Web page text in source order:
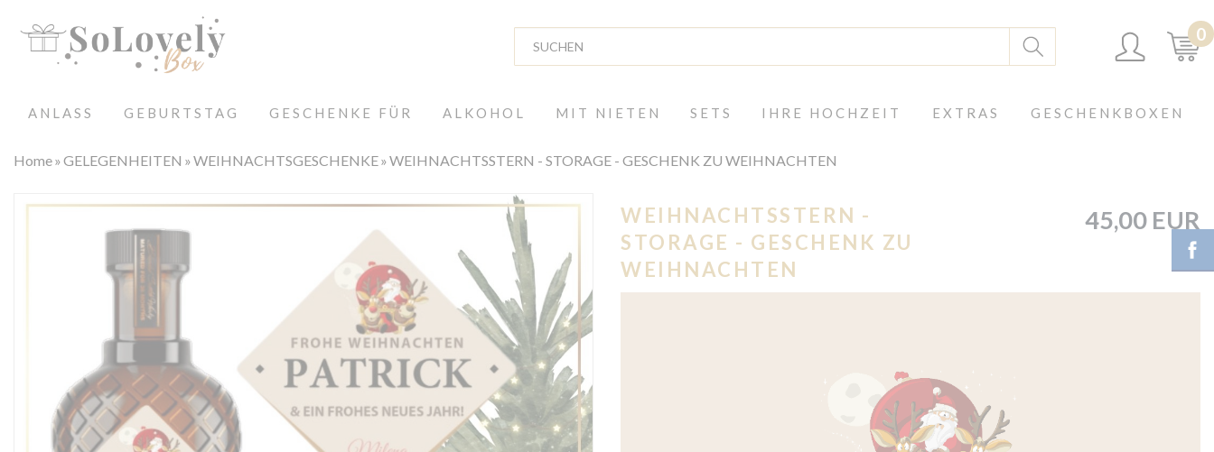
0
ANLASS GEBURTSTAG GESCHENKE FÜR ALKOHOL MIT NIETEN SETS IHRE HOCHZEIT EXTRAS GESCHENKBOXEN
Home GELEGENHEITEN WEIHNACHTSGESCHENKE WEIHNACHTSSTERN - STORAGE - GESCHENK ZU WEIHNACHTEN
WEIHNACHTSSTERN -
STORAGE - GESCHENK ZU
WEIHNACHTEN
45,00 EUR